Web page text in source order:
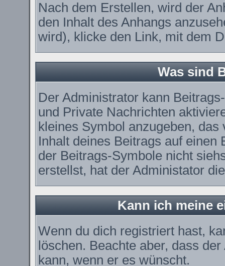
Nach dem Erstellen, wird der
den Inhalt des Anhangs
wird), klicke den Link, mit dem
Was sind
Der Administrator kann
und Private Nachrichten
kleines Symbol anzugeben,
Inhalt deines Beitrags auf
der Beitrags-Symbole nicht
erstellst, hat der Administator
Kann ich meine
Wenn du dich registriert hast,
löschen. Beachte aber, dass
kann, wenn er es wünscht.